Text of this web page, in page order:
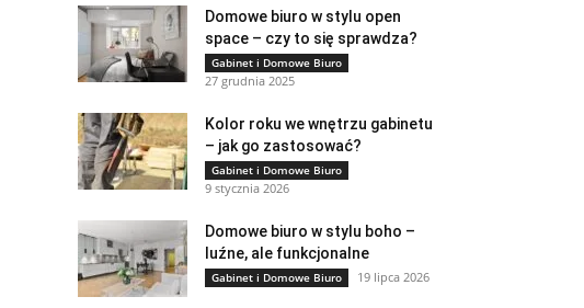
Domowe biuro w stylu open
space – czy to się sprawdza?
Gabinet i Domowe Biuro
27 grudnia 2025
Kolor roku we wnętrzu gabinetu
– jak go zastosować?
Gabinet i Domowe Biuro
9 stycznia 2026
Domowe biuro w stylu boho –
luźne, ale funkcjonalne
Gabinet i Domowe Biuro 19 lipca 2026